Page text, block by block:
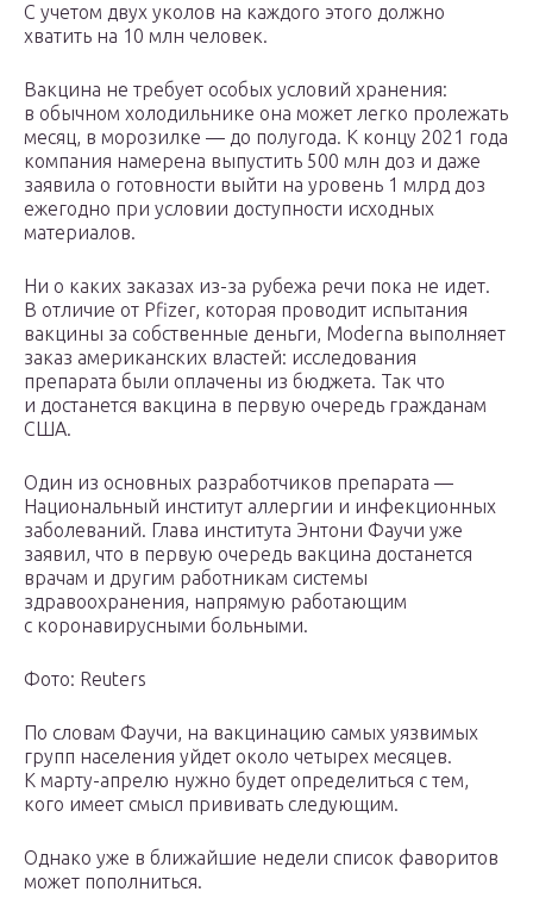
С учетом двух уколов на каждого этого должно
хватить на 10 млн человек.
Вакцина не требует особых условий хранения:
в обычном холодильнике она может легко пролежать
месяц, в морозилке — до полугода. К концу 2021 года
компания намерена выпустить 500 млн доз и даже
заявила о готовности выйти на уровень 1 млрд доз
ежегодно при условии доступности исходных
материалов.
Ни о каких заказах из-за рубежа речи пока не идет.
В отличие от Pfizer, которая проводит испытания
вакцины за собственные деньги, Moderna выполняет
заказ американских властей: исследования
препарата были оплачены из бюджета. Так что
и достанется вакцина в первую очередь гражданам
США.
Один из основных разработчиков препарата —
Национальный институт аллергии и инфекционных
заболеваний. Глава института Энтони Фаучи уже
заявил, что в первую очередь вакцина достанется
врачам и другим работникам системы
здравоохранения, напрямую работающим
с коронавирусными больными.
Фото: Reuters
По словам Фаучи, на вакцинацию самых уязвимых
групп населения уйдет около четырех месяцев.
К марту-апрелю нужно будет определиться с тем,
кого имеет смысл прививать следующим.
Однако уже в ближайшие недели список фаворитов
может пополниться.